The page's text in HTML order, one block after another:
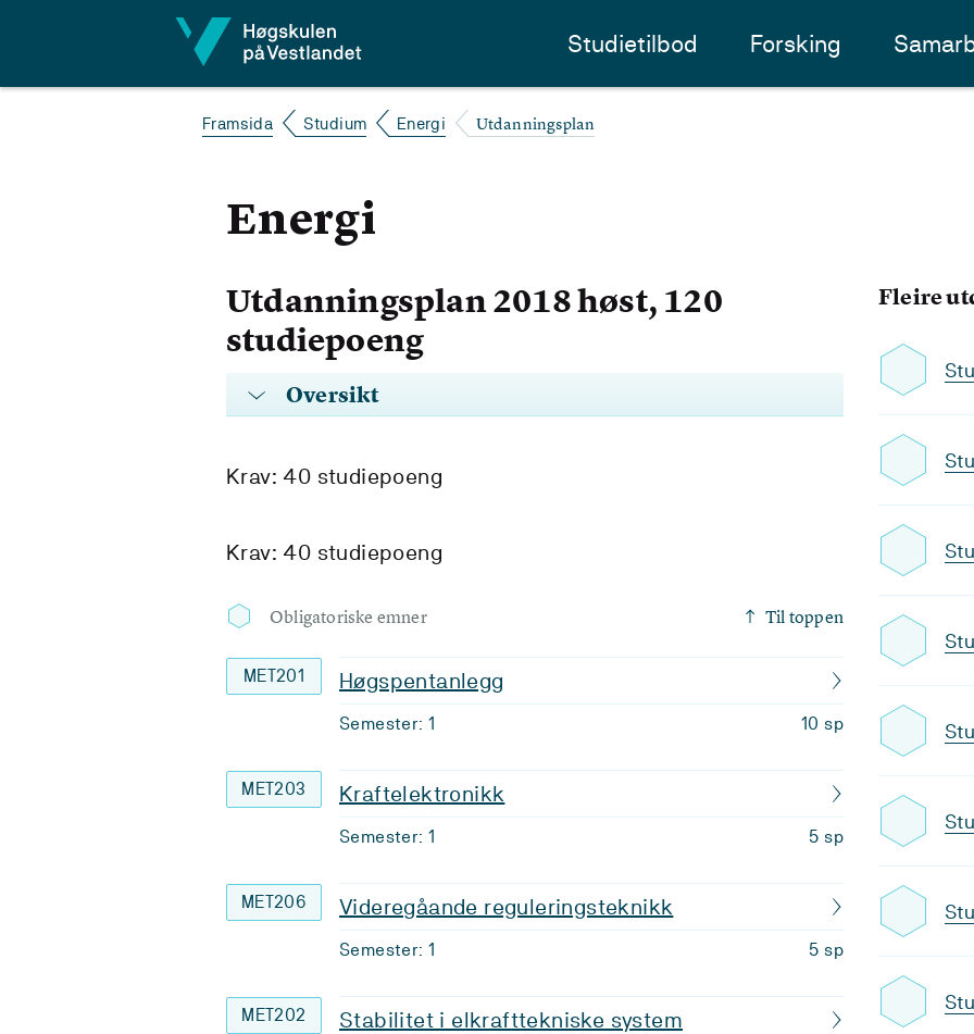
Studietilbod Forsking
Framsida Studium Energi Utdanningsplan
Energi
Fleire
Utdanningsplan 2018 høst, 120
studiepoeng
Oversikt
Krav: 40 studiepoeng
Krav: 40 studiepoeng
Obligatoriske emner Til toppen
MET201 Høgspentanlegg
Semester: 1 10 sp
MET203 Kraftelektronikk
Semester: 1 5 sp
MET206 Videregåande reguleringsteknikk
Semester: 1 5 sp
MET202 Stabilitet i elkrafttekniske system